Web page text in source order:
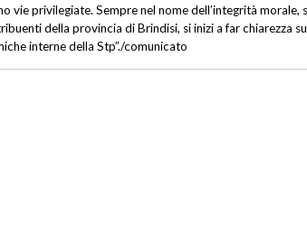
privilegiate. Sempre nel nome dell’integrità morale,
della provincia di Brindisi, si inizi a far chiarezza
interne della Stp”./comunicato